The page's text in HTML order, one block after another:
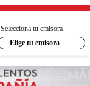
Selecciona tu emisora
Elige tu emisora